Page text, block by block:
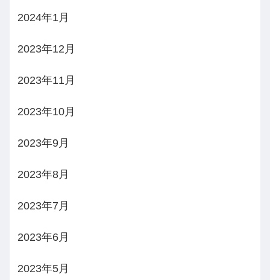
2024年1月
2023年12月
2023年11月
2023年10月
2023年9月
2023年8月
2023年7月
2023年6月
2023年5月